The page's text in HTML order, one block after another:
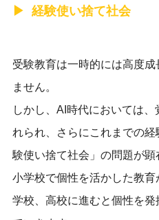
経験使い捨て社会
受験教育は一時的には高度
ません。
しかし、AI時代においては
れられ、さらにこれまでの
験使い捨て社会」の問題が顕
小学校で個性を活かした教
学校、高校に進むと個性を